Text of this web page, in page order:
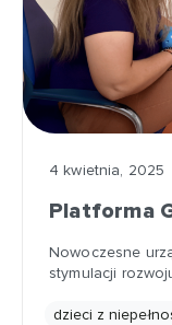
4 kwietnia, 2025
Platforma
Nowoczesne
stymulacji
dzieci z